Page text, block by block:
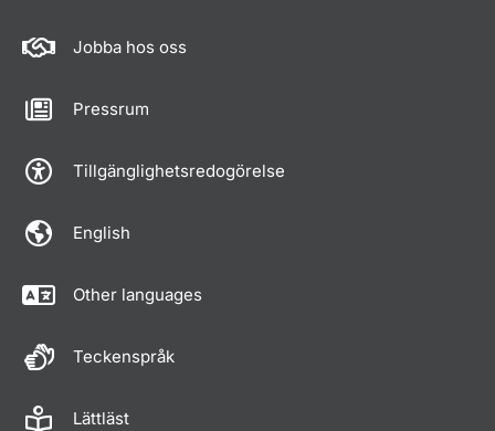
Jobba hos oss
Pressrum
Tillgänglighetsredogörelse
English
Other languages
Teckenspråk
Lättläst